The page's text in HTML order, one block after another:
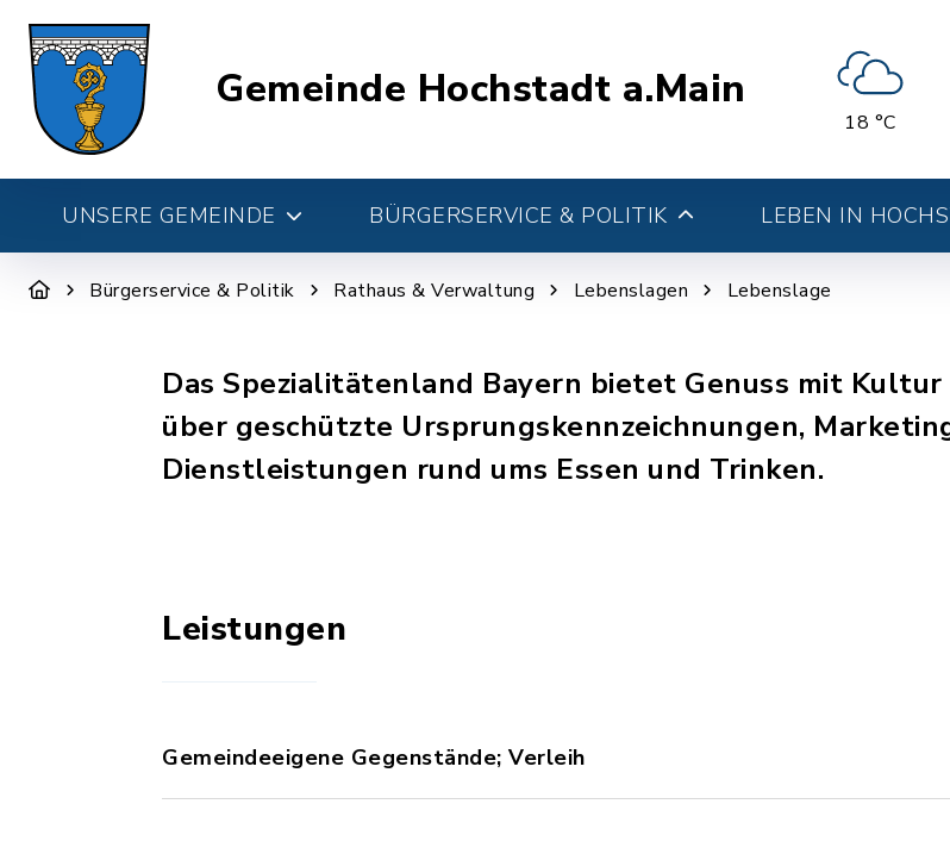
Gemeinde Hochstadt a.Main
18 °C
UNSERE GEMEINDE BÜRGERSERVICE & POLITIK LEBEN IN
Bürgerservice & Politik Rathaus & Verwaltung Lebenslagen Lebenslage
Das Spezialitätenland Bayern bietet Genuss mit
über geschützte Ursprungskennzeichnungen,
Dienstleistungen rund ums Essen und Trinken.
Leistungen
Gemeindeeigene Gegenstände; Verleih